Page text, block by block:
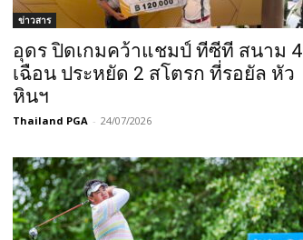
ข่าวสาร
อุดร ปิดเกมคว้าแชมป์ ทีซีที สนาม 4
เฉือน ประหยัด 2 สโตรก ที่รอยัล หัว
หินฯ
Thailand PGA - 24/07/2026